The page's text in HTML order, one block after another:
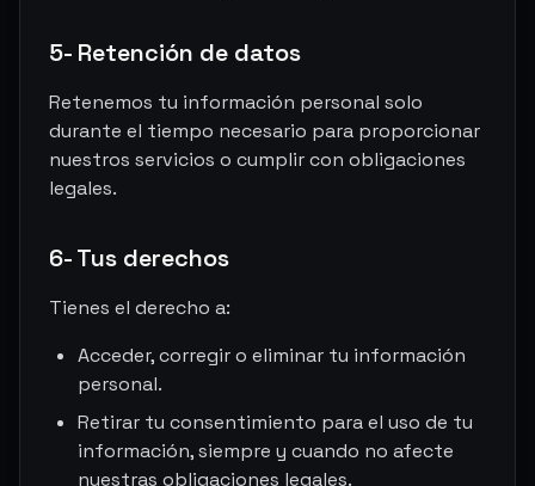
5- Retención de datos
Retenemos tu información personal solo
durante el tiempo necesario para proporcionar
nuestros servicios o cumplir con obligaciones
legales.
6- Tus derechos
Tienes el derecho a:
Acceder, corregir o eliminar tu información
personal.
Retirar tu consentimiento para el uso de tu
información, siempre y cuando no afecte
nuestras obligaciones legales.